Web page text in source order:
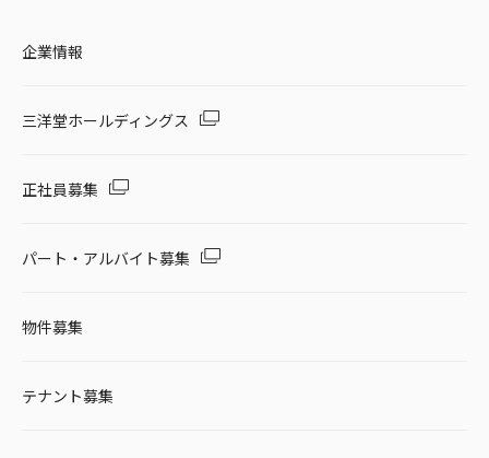
企業情報
三洋堂ホールディングス
正社員募集
パート・アルバイト募集
物件募集
テナント募集